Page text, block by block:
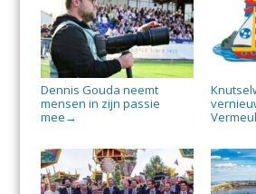
Dennis Gouda neemt
mensen in zijn passie
mee →